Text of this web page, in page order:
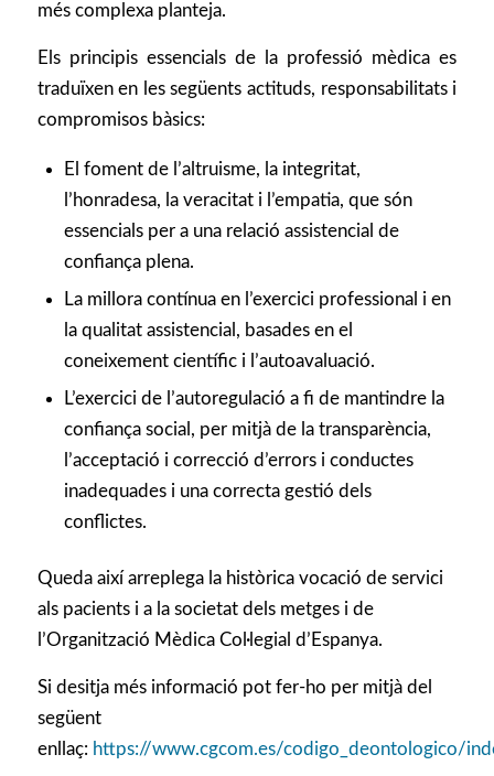
més complexa planteja.
Els principis essencials de la professió mèdica es
traduïxen en les següents actituds, responsabilitats i
compromisos bàsics:
El foment de l’altruisme, la integritat,
l’honradesa, la veracitat i l’empatia, que són
essencials per a una relació assistencial de
confiança plena.
La millora contínua en l’exercici professional i en
la qualitat assistencial, basades en el
coneixement científic i l’autoavaluació.
L’exercici de l’autoregulació a fi de mantindre la
confiança social, per mitjà de la transparència,
l’acceptació i correcció d’errors i conductes
inadequades i una correcta gestió dels
conflictes.
Queda així arreplega la històrica vocació de servici
als pacients i a la societat dels metges i de
l’Organització Mèdica Col·legial d’Espanya.
Si desitja més informació pot fer-ho per mitjà del
següent
enllaç: https://www.cgcom.es/codigo_deontologico/